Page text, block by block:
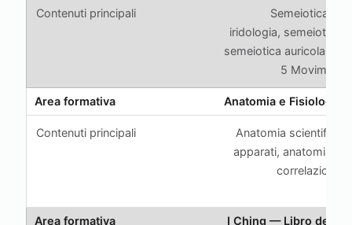
Semeiotica
iridologia, semeiotica
semeiotica auricolare,
5 Movimenti
Anatomia e Fisiologia
Anatomia scientifica
apparati, anatomia
correlazioni
I Ching — Libro dei